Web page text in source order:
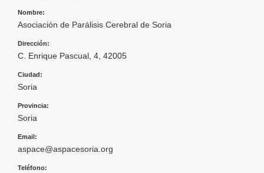
Nombre:
Asociación de Parálisis Cerebral de Soria
Dirección:
C. Enrique Pascual, 4, 42005
Ciudad:
Soria
Provincia:
Soria
Email:
aspace@aspacesoria.org
Teléfono: